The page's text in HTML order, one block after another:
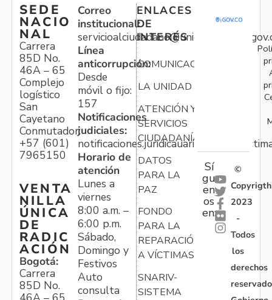
SEDE
NACIO
NAL
Carrera
85D No.
46A – 65
Complejo
logístico
San
Cayetano
Conmutador:
+57 (601)
7965150
VENTA
NILLA
ÚNICA
DE
RADIC
ACIÓN
Bogotá:
Carrera
85D No.
Correo
institucional:
Línea
anticorrupción:
Desde
móvil o fijo:
157
Notificaciones
judiciales:
Horario de
atención
Lunes a
viernes
8:00 a.m. –
6:00 p.m.
Sábado,
Domingo y
Festivos
Auto
consulta
ENLACES
DE
INTERÉS
COMUNICACIONES
LA UNIDAD
ATENCIÓN Y
SERVICIOS
CIUDADANÍA
DATOS
PARA LA
PAZ
FONDO
PARA LA
REPARACIÓN
A VÍCTIMAS
SNARIV-
SISTEMA
Sí
gu
en
os
en:
©
Copyrigth
2023
-
Todos
los
derechos